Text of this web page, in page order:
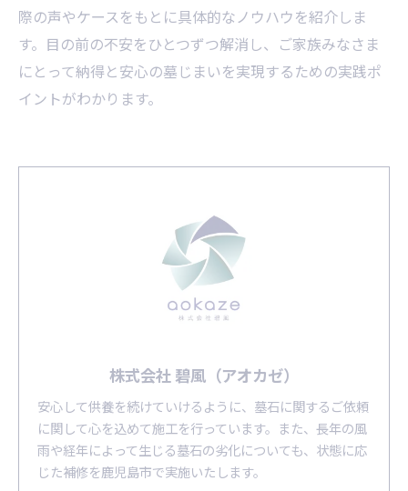
際の声やケースをもとに具体的なノウハウを紹介しま
す。目の前の不安をひとつずつ解消し、ご家族みなさま
にとって納得と安心の墓じまいを実現するための実践ポ
イントがわかります。
株式会社 碧風（アオカゼ）
安心して供養を続けていけるように、墓石に関するご依頼
に関して心を込めて施工を行っています。また、長年の風
雨や経年によって生じる墓石の劣化についても、状態に応
じた補修を鹿児島市で実施いたします。